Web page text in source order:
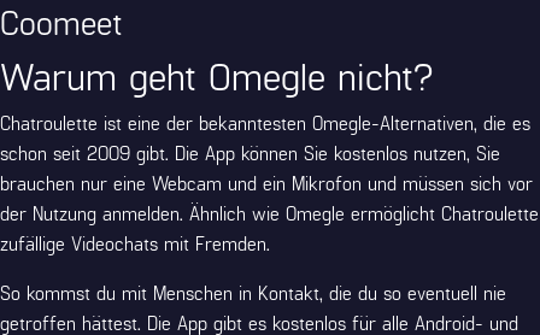
Coomeet
Warum geht Omegle nicht?
Chatroulette ist eine der bekanntesten Omegle-Alternativen, die es
schon seit 2009 gibt. Die App können Sie kostenlos nutzen, Sie
brauchen nur eine Webcam und ein Mikrofon und müssen sich vor
der Nutzung anmelden. Ähnlich wie Omegle ermöglicht Chatroulette
zufällige Videochats mit Fremden.
So kommst du mit Menschen in Kontakt, die du so eventuell nie
getroffen hättest. Die App gibt es kostenlos für alle Android- und